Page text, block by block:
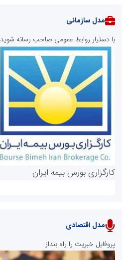
روابط عمومی خبرگزاری گزارش خبر
پایگاه خبری نهضت ملی مسکن
مدل سازمانی
با دستیار روابط عمومی صاحب رسانه شوید
کارگزاری بورس بیمه ایران
مدل اقتصادی
پروفایل خبریت را راه بنداز